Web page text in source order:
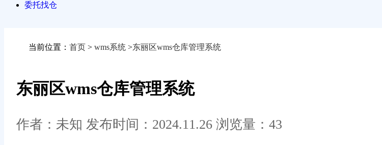
委托找仓
当前位置： 首页 > wms系统 >东丽区wms仓库管理系统
东丽区wms仓库管理系统
作者：未知 发布时间：2024.11.26 浏览量：43